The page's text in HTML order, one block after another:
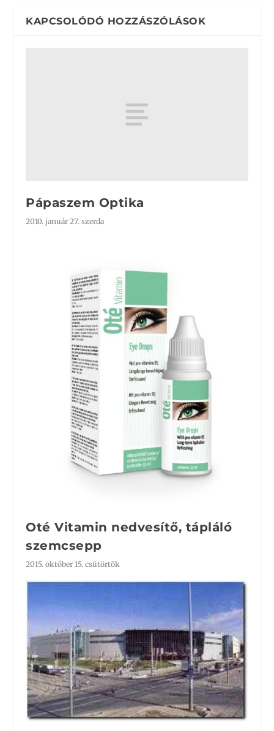
KAPCSOLÓDÓ HOZZÁSZÓLÁSOK
Pápaszem Optika
2010. január 27. szerda
Oté Vitamin nedvesítő, tápláló
szemcsepp
2015. október 15. csütörtök